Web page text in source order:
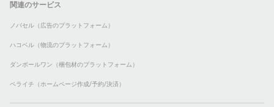
関連のサービス
ノバセル（広告のプラットフォーム）
ハコベル（物流のプラットフォーム）
ダンボールワン（梱包材のプラットフォーム）
ペライチ（ホームページ作成/予約/決済）